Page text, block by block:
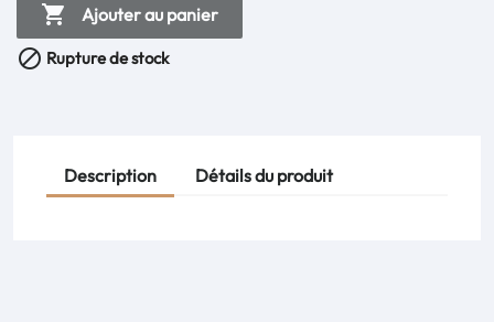
 Ajouter au panier
 Rupture de stock
Description Détails du produit